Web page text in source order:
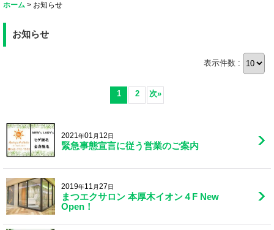
ホーム > お知らせ
お知らせ
表示件数 :
1 2 次»
2021年01 月 12日
緊急事態宣言に従う営業のご案内
2019年11 月27日
まつエクサロン 本厚木イオン４F New
Open！